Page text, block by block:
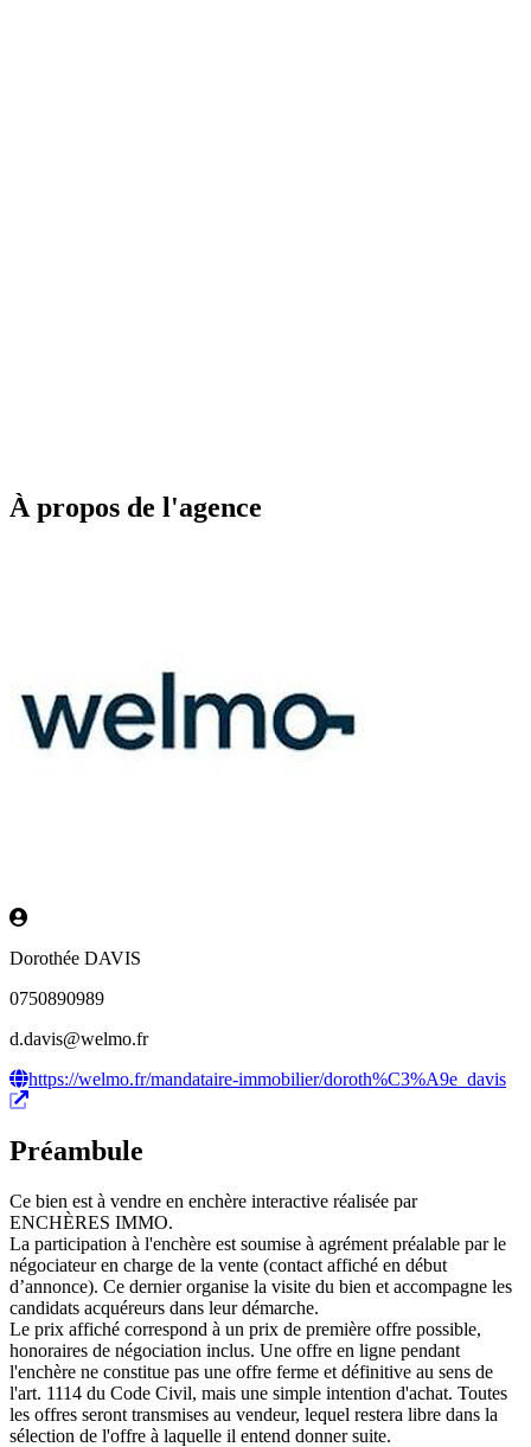
À propos de l'agence
Dorothée DAVIS
0750890989
d.davis@welmo.fr
https://welmo.fr/mandataire-immobilier/doroth%C3%A9e_davis
Préambule
Ce bien est à vendre en enchère interactive réalisée par
ENCHÈRES IMMO.
La participation à l'enchère est soumise à agrément préalable par le
négociateur en charge de la vente (contact affiché en début
d’annonce). Ce dernier organise la visite du bien et accompagne les
candidats acquéreurs dans leur démarche.
Le prix affiché correspond à un prix de première offre possible,
honoraires de négociation inclus. Une offre en ligne pendant
l'enchère ne constitue pas une offre ferme et définitive au sens de
l'art. 1114 du Code Civil, mais une simple intention d'achat. Toutes
les offres seront transmises au vendeur, lequel restera libre dans la
sélection de l'offre à laquelle il entend donner suite.